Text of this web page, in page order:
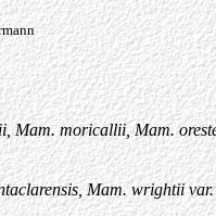
Mam. moricallii, Mam.
Mam. wrightii